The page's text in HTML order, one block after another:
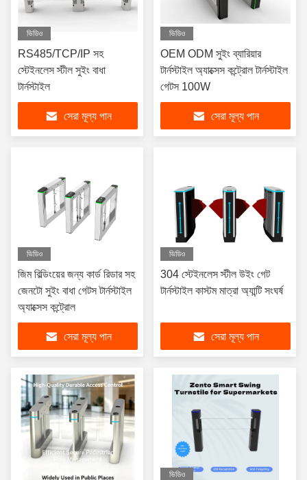
ভিডিও
RS485/TCP/IP সহ
স্টেইনলেস স্টীল সুইং বাধা
টার্নস্টাইল
সেরা মূল্য পান
ভিডিও
OEM ODM সুইং ব্যারিয়ার
টার্নস্টাইল অ্যাক্সেস কন্ট্রোল টার্নস্টাইল
গেটস 100W
সেরা মূল্য পান
ভিডিও
জিম বিল্ডিংয়ের জন্য কার্ড রিডার সহ
জেনটো সুইং বাধা গেটস টার্নস্টাইল
অ্যাক্সেস কন্ট্রোল
সেরা মূল্য পান
ভিডিও
304 স্টেইনলেস স্টীল উইং গেট
টার্নস্টাইল কাস্টম মাত্রা অ্যান্টি সংঘর্ষ
সেরা মূল্য পান
ভিডিও